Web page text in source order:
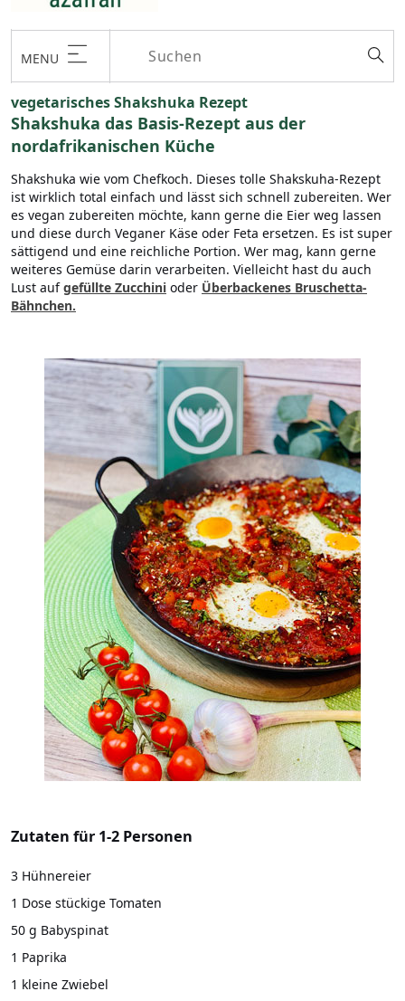
MENU
vegetarisches Shakshuka Rezept
Shakshuka das Basis-Rezept aus der
nordafrikanischen Küche
Shakshuka wie vom Chefkoch. Dieses tolle Shakskuha-Rezept
ist wirklich total einfach und lässt sich schnell zubereiten. Wer
es vegan zubereiten möchte, kann gerne die Eier weg lassen
und diese durch Veganer Käse oder Feta ersetzen. Es ist super
sättigend und eine reichliche Portion. Wer mag, kann gerne
weiteres Gemüse darin verarbeiten. Vielleicht hast du auch
Lust aufgefüllte Zucchini oder Überbackenes Bruschetta-
Bähnchen.
Zutaten für 1-2 Personen
3 Hühnereier
1 Dose stückige Tomaten
50 g Babyspinat
1 Paprika
1 kleine Zwiebel